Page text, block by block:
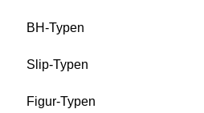
BH-Typen
Slip-Typen
Figur-Typen